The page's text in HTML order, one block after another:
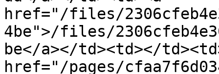
href="/files/
4be">/files/
be</a></td><td></
href="/pages/